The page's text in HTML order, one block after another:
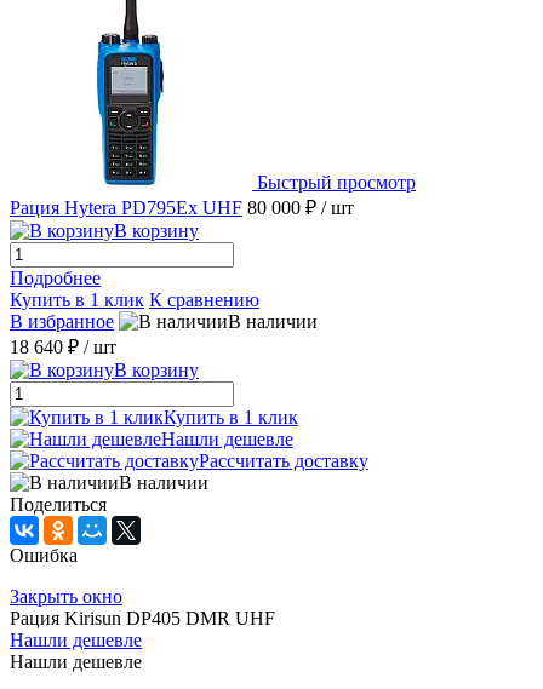
Быстрый просмотр
Рация Hytera PD795Ex UHF 80 000 ₽ / шт
В корзину
Подробнее
Купить в 1 клик К сравнению
В избранное
В наличии
18 640 ₽ / шт
В корзину
Купить в 1 клик
Нашли дешевле
Рассчитать доставку
В наличии
Поделиться
Ошибка
Закрыть окно
Рация Kirisun DP405 DMR UHF
Нашли дешевле
Нашли дешевле